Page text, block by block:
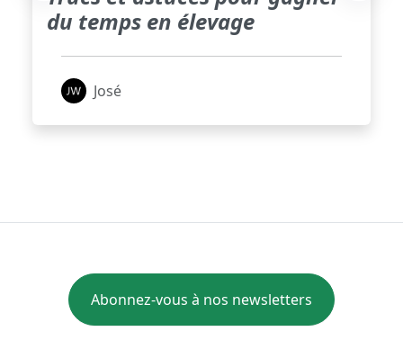
du temps en élevage
José
Abonnez-vous à nos newsletters